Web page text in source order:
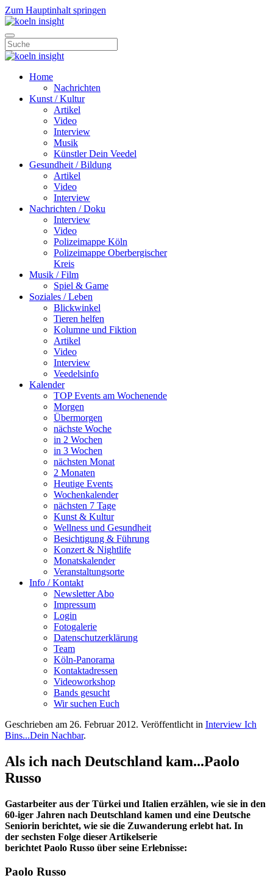
Zum Hauptinhalt springen
Home
Nachrichten
Kunst / Kultur
Artikel
Video
Interview
Musik
Künstler Dein Veedel
Gesundheit / Bildung
Artikel
Video
Interview
Nachrichten / Doku
Interview
Video
Polizeimappe Köln
Polizeimappe Oberbergischer
Kreis
Musik / Film
Spiel & Game
Soziales / Leben
Blickwinkel
Tieren helfen
Kolumne und Fiktion
Artikel
Video
Interview
Veedelsinfo
Kalender
TOP Events am Wochenende
Morgen
Übermorgen
nächste Woche
in 2 Wochen
in 3 Wochen
nächsten Monat
2 Monaten
Heutige Events
Wochenkalender
nächsten 7 Tage
Kunst & Kultur
Wellness und Gesundheit
Besichtigung & Führung
Konzert & Nightlife
Monatskalender
Veranstaltungsorte
Info / Kontakt
Newsletter Abo
Impressum
Login
Fotogalerie
Datenschutzerklärung
Team
Köln-Panorama
Kontaktadressen
Videoworkshop
Bands gesucht
Wir suchen Euch
Geschrieben am 26. Februar 2012. Veröffentlicht in Interview Ich
Bins...Dein Nachbar.
Als ich nach Deutschland kam...Paolo
Russo
Gastarbeiter aus der Türkei und Italien erzählen, wie sie in den
60-iger Jahren nach Deutschland kamen und eine Deutsche
Seniorin berichtet, wie sie die Zuwanderung erlebt hat. In
der sechsten Folge dieser Artikelserie
berichtet Paolo Russo über seine Erlebnisse:
Paolo Russo